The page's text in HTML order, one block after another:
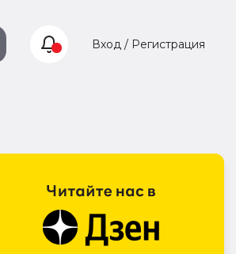
Вход / Регистрация